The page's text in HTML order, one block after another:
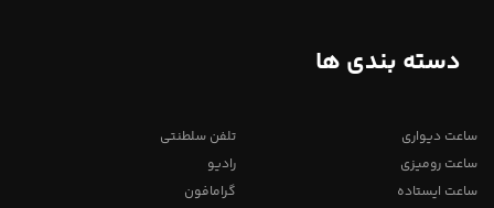
دسته بندی ها
ساعت دیواری
ساعت رومیزی
ساعت ایستاده
تلفن سلطنتی
رادیو
گرامافون